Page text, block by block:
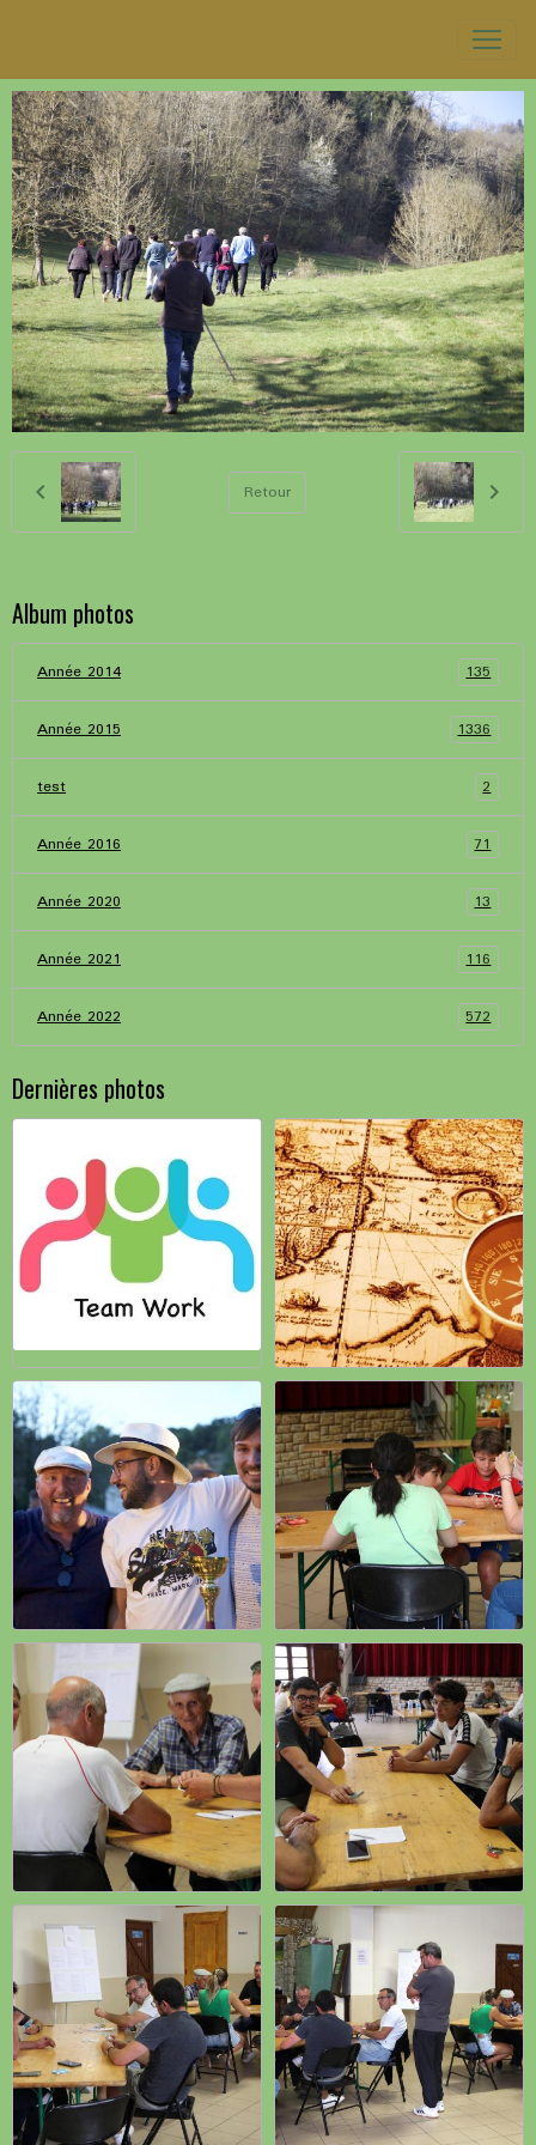
Retour
Album photos
Année 2014 135
Année 2015 1336
test 2
Année 2016 71
Année 2020 13
Année 2021 116
Année 2022 572
Dernières photos